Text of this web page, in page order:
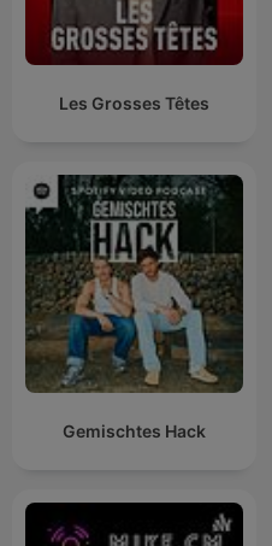
Les Grosses Têtes
Gemischtes Hack